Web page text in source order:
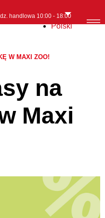
Polski
handlowa 10:00 - 18:00
W MAXI ZOO!
na
Maxi